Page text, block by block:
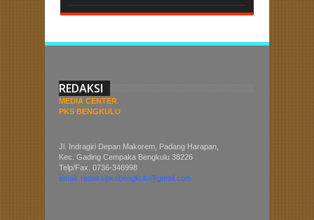
REDAKSI
MEDIA CENTER
PKS BENGKULU
Jl. Indragiri Depan Makorem, Padang Harapan,
Kec. Gading Cempaka Bengkulu 38226
Telp/Fax. 0736-346998
email: redaksipksbengkulu@gmail.com